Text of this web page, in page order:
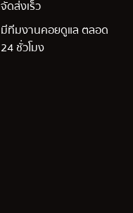
จัดส่งเร็ว
มีทีมงานคอยดูแล ตลอด
24 ชั่วโมง